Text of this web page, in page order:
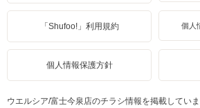
「Shufoo!」利用規約 個人
個人情報保護方針
ウエルシア/富士今泉店のチラシ情報を掲載してい